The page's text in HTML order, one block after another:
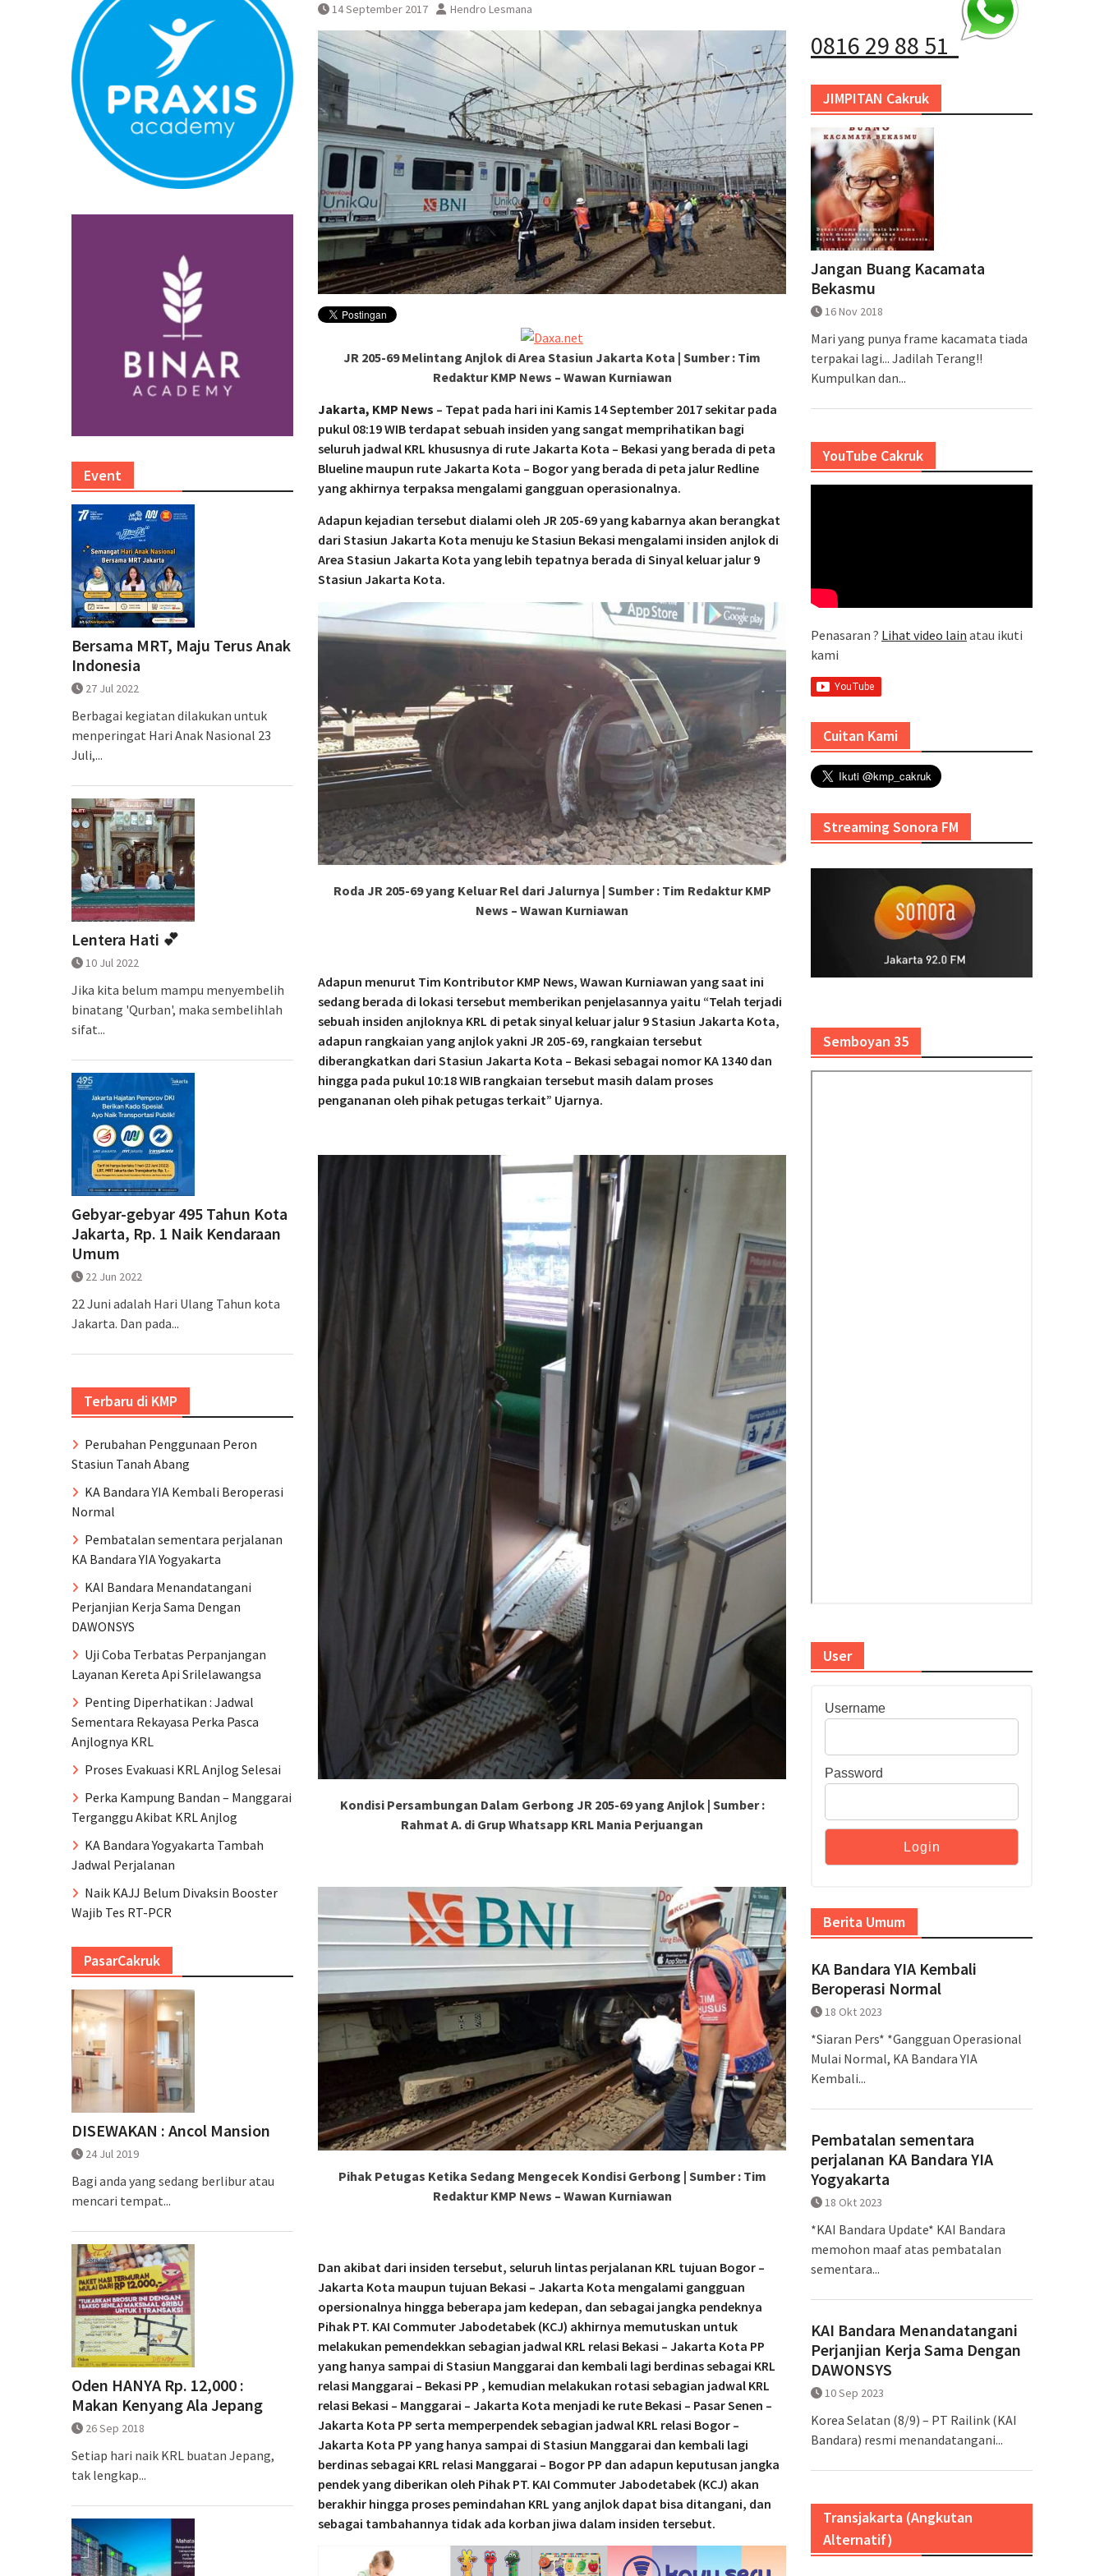
Bandara YIA Yogyakarta
14 September 2017 Hendro Lesmana
JR 205-69 Melintang Anjlok di Area Stasiun Jakarta Kota | Sumber : Tim
Redaktur KMP News – Wawan Kurniawan
Jakarta, KMP News – Tepat pada hari ini Kamis 14 September 2017 sekitar pada
pukul 08:19 WIB terdapat sebuah insiden yang sangat memprihatikan bagi
seluruh jadwal KRL khususnya di rute Jakarta Kota – Bekasi yang berada di peta
Blueline maupun rute Jakarta Kota – Bogor yang berada di peta jalur Redline
yang akhirnya terpaksa mengalami gangguan operasionalnya.
Adapun kejadian tersebut dialami oleh JR 205-69 yang kabarnya akan berangkat
dari Stasiun Jakarta Kota menuju ke Stasiun Bekasi mengalami insiden anjlok di
Area Stasiun Jakarta Kota yang lebih tepatnya berada di Sinyal keluar jalur 9
Stasiun Jakarta Kota.
Roda JR 205-69 yang Keluar Rel dari Jalurnya | Sumber : Tim Redaktur KMP
News – Wawan Kurniawan
Adapun menurut Tim Kontributor KMP News, Wawan Kurniawan yang saat ini
sedang berada di lokasi tersebut memberikan penjelasannya yaitu “Telah terjadi
sebuah insiden anjloknya KRL di petak sinyal keluar jalur 9 Stasiun Jakarta Kota,
adapun rangkaian yang anjlok yakni JR 205-69, rangkaian tersebut
diberangkatkan dari Stasiun Jakarta Kota – Bekasi sebagai nomor KA 1340 dan
hingga pada pukul 10:18 WIB rangkaian tersebut masih dalam proses
pengananan oleh pihak petugas terkait” Ujarnya.
Kondisi Persambungan Dalam Gerbong JR 205-69 yang Anjlok | Sumber :
Rahmat A. di Grup Whatsapp KRL Mania Perjuangan
Pihak Petugas Ketika Sedang Mengecek Kondisi Gerbong | Sumber : Tim
Redaktur KMP News – Wawan Kurniawan
Dan akibat dari insiden tersebut, seluruh lintas perjalanan KRL tujuan Bogor –
Jakarta Kota maupun tujuan Bekasi – Jakarta Kota mengalami gangguan
opersionalnya hingga beberapa jam kedepan, dan sebagai jangka pendeknya
Pihak PT. KAI Commuter Jabodetabek (KCJ) akhirnya memutuskan untuk
melakukan pemendekkan sebagian jadwal KRL relasi Bekasi – Jakarta Kota PP
yang hanya sampai di Stasiun Manggarai dan kembali lagi berdinas sebagai KRL
relasi Manggarai – Bekasi PP , kemudian melakukan rotasi sebagian jadwal KRL
relasi Bekasi – Manggarai – Jakarta Kota menjadi ke rute Bekasi – Pasar Senen –
Jakarta Kota PP serta memperpendek sebagian jadwal KRL relasi Bogor –
Jakarta Kota PP yang hanya sampai di Stasiun Manggarai dan kembali lagi
berdinas sebagai KRL relasi Manggarai – Bogor PP dan adapun keputusan jangka
pendek yang diberikan oleh Pihak PT. KAI Commuter Jabodetabek (KCJ) akan
berakhir hingga proses pemindahan KRL yang anjlok dapat bisa ditangani, dan
sebagai tambahannya tidak ada korban jiwa dalam insiden tersebut.
0816 29 88 51
JIMPITAN Cakruk
Jangan Buang Kacamata
Bekasmu
16 Nov 2018
Mari yang punya frame kacamata tiada
terpakai lagi... Jadilah Terang!!
Kumpulkan dan...
YouTube Cakruk
Penasaran ? Lihat video lain atau ikuti
kami
Cuitan Kami
Streaming Sonora FM
Semboyan 35
User
Username
Password
Berita Umum
KA Bandara YIA Kembali
Beroperasi Normal
18 Okt 2023
*Siaran Pers* *Gangguan Operasional
Mulai Normal, KA Bandara YIA
Kembali...
Pembatalan sementara
perjalanan KA Bandara YIA
Yogyakarta
18 Okt 2023
*KAI Bandara Update* KAI Bandara
memohon maaf atas pembatalan
sementara...
KAI Bandara Menandatangani
Perjanjian Kerja Sama Dengan
DAWONSYS
10 Sep 2023
Korea Selatan (8/9) – PT Railink (KAI
Bandara) resmi menandatangani...
Transjakarta (Angkutan
Alternatif)
Event
Bersama MRT, Maju Terus Anak
Indonesia
27 Jul 2022
Berbagai kegiatan dilakukan untuk
menperingat Hari Anak Nasional 23
Juli,...
Lentera Hati 💕
10 Jul 2022
Jika kita belum mampu menyembelih
binatang 'Qurban', maka sembelihlah
sifat...
Gebyar-gebyar 495 Tahun Kota
Jakarta, Rp. 1 Naik Kendaraan
Umum
22 Jun 2022
22 Juni adalah Hari Ulang Tahun kota
Jakarta. Dan pada...
Terbaru di KMP
Perubahan Penggunaan Peron
Stasiun Tanah Abang
KA Bandara YIA Kembali Beroperasi
Normal
Pembatalan sementara perjalanan
KA Bandara YIA Yogyakarta
KAI Bandara Menandatangani
Perjanjian Kerja Sama Dengan
DAWONSYS
Uji Coba Terbatas Perpanjangan
Layanan Kereta Api Srilelawangsa
Penting Diperhatikan : Jadwal
Sementara Rekayasa Perka Pasca
Anjlognya KRL
Proses Evakuasi KRL Anjlog Selesai
Perka Kampung Bandan – Manggarai
Terganggu Akibat KRL Anjlog
KA Bandara Yogyakarta Tambah
Jadwal Perjalanan
Naik KAJJ Belum Divaksin Booster
Wajib Tes RT-PCR
PasarCakruk
DISEWAKAN : Ancol Mansion
24 Jul 2019
Bagi anda yang sedang berlibur atau
mencari tempat...
Oden HANYA Rp. 12,000 :
Makan Kenyang Ala Jepang
26 Sep 2018
Setiap hari naik KRL buatan Jepang,
tak lengkap...